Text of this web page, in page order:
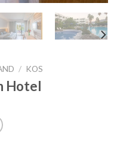
/ KOS
Hotel